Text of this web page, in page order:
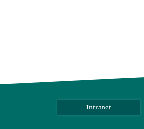
Intranet